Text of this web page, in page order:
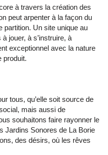
à travers la création des
peut arpenter à la façon du
partition. Un site unique au
jouer, à s’instruire, à
exceptionnel avec la nature
produit.
tous, qu’elle soit source de
mais aussi de
souhaitons faire rayonner le
Jardins Sonores de La Borie
des désirs, où les rêves